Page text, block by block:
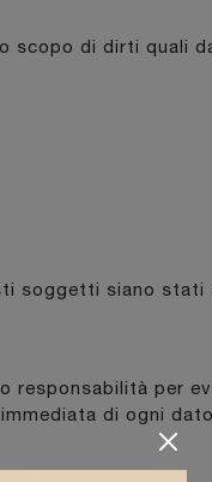
scopo di dirti quali
soggetti siano stati
responsabilità per
di ogni